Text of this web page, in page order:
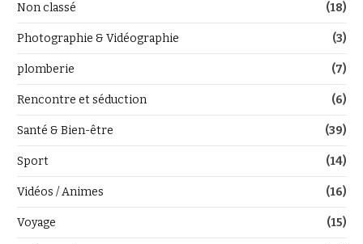
Non classé (18)
Photographie & Vidéographie (3)
plomberie (7)
Rencontre et séduction (6)
Santé & Bien-être (39)
Sport (14)
Vidéos / Animes (16)
Voyage (15)